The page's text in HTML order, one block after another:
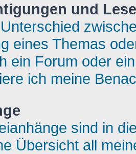
und
eines Themas
ein Forum oder
ich meine
sind in
Übersicht all